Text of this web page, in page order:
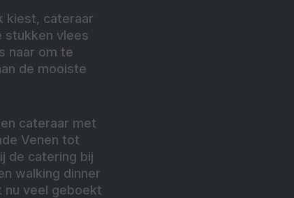
kiest, cateraar
stukken vlees
naar om te
de mooiste
cateraar met
Venen tot
de catering bij
walking dinner
nu veel geboekt